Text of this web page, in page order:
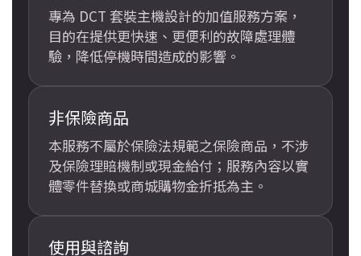
專為 DCT 套裝主機設計的加值服務方案，
目的在提供更快速、更便利的故障處理體
驗，降低停機時間造成的影響。
非保險商品
本服務不屬於保險法規範之保險商品，不涉
及保險理賠機制或現金給付；服務內容以實
體零件替換或商城購物金折抵為主。
使用與諮詢